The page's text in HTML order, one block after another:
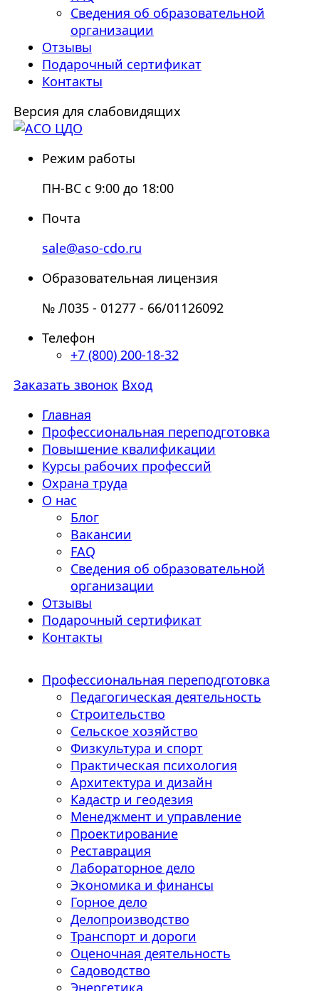
Сведения об образовательной
организации
Отзывы
Подарочный сертификат
Контакты
Версия для слабовидящих
Режим работы
ПН-ВС с 9:00 до 18:00
Почта
sale@aso-cdo.ru
Образовательная лицензия
№ Л035 - 01277 - 66/01126092
Телефон
+7 (800) 200-18-32
Заказать звонок Вход
Главная
Профессиональная переподготовка
Повышение квалификации
Курсы рабочих профессий
Охрана труда
О нас
Блог
Вакансии
FAQ
Сведения об образовательной
организации
Отзывы
Подарочный сертификат
Контакты
Профессиональная переподготовка
Педагогическая деятельность
Строительство
Сельское хозяйство
Физкультура и спорт
Практическая психология
Архитектура и дизайн
Кадастр и геодезия
Менеджмент и управление
Проектирование
Реставрация
Лабораторное дело
Экономика и финансы
Горное дело
Делопроизводство
Транспорт и дороги
Оценочная деятельность
Садоводство
Энергетика